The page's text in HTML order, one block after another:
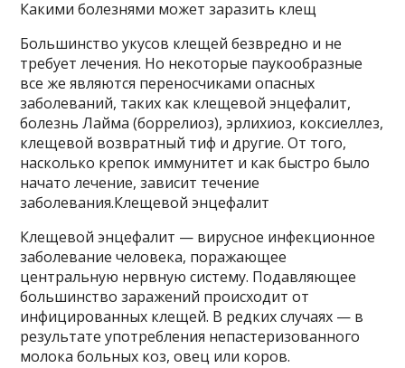
Какими болезнями может заразить клещ
Большинство укусов клещей безвредно и не
требует лечения. Но некоторые паукообразные
все же являются переносчиками опасных
заболеваний, таких как клещевой энцефалит,
болезнь Лайма (боррелиоз), эрлихиоз, коксиеллез,
клещевой возвратный тиф и другие. От того,
насколько крепок иммунитет и как быстро было
начато лечение, зависит течение
заболевания.Клещевой энцефалит
Клещевой энцефалит — вирусное инфекционное
заболевание человека, поражающее
центральную нервную систему. Подавляющее
большинство заражений происходит от
инфицированных клещей. В редких случаях — в
результате употребления непастеризованного
молока больных коз, овец или коров.